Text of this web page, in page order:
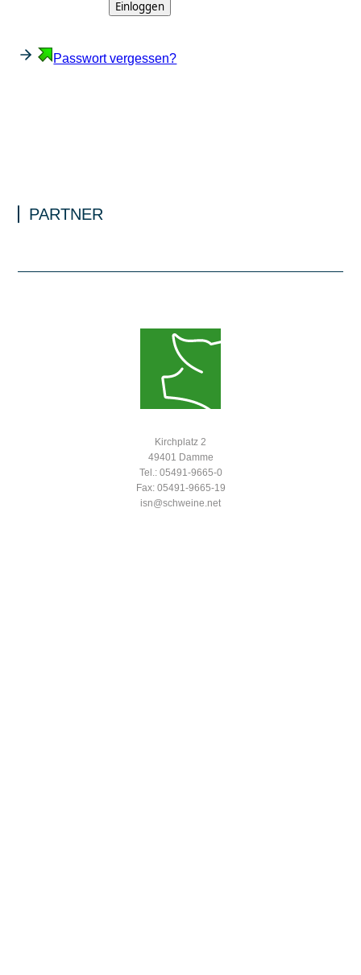
Passwort vergessen?
PARTNER
Kirchplatz 2
49401 Damme
Tel.: 05491-9665-0
Fax: 05491-9665-19
isn@schweine.net